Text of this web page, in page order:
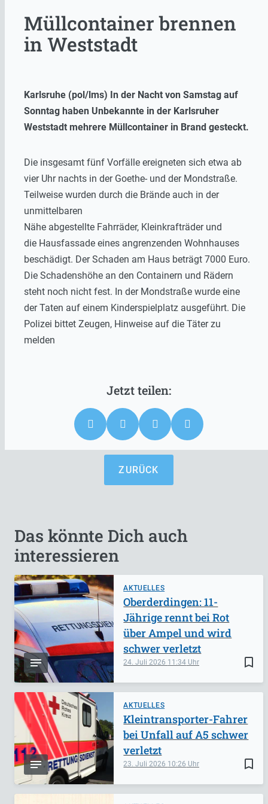
Müllcontainer brennen
in Weststadt
Karlsruhe (pol/lms) In der Nacht von Samstag auf
Sonntag haben Unbekannte in der Karlsruher
Weststadt mehrere Müllcontainer in Brand gesteckt.
Die insgesamt fünf Vorfälle ereigneten sich etwa ab
vier Uhr nachts in der Goethe- und der Mondstraße.
Teilweise wurden durch die Brände auch in der
unmittelbaren
Nähe abgestellte Fahrräder, Kleinkrafträder und
die Hausfassade eines angrenzenden Wohnhauses
beschädigt. Der Schaden am Haus beträgt 7000 Euro.
Die Schadenshöhe an den Containern und Rädern
steht noch nicht fest. In der Mondstraße wurde eine
der Taten auf einem Kinderspielplatz ausgeführt. Die
Polizei bittet Zeugen, Hinweise auf die Täter zu
melden
ZURÜCK
Das könnte Dich auch
interessieren
AKTUELLES
bookmark_border
24. Juli 2026 11:34
Oberderdingen: 11-
Jährige rennt bei Rot
über Ampel und wird
schwer verletzt
AKTUELLES
bookmark_border
23. Juli 2026 10:26
Kleintransporter-Fahrer
bei Unfall auf A5 schwer
verletzt